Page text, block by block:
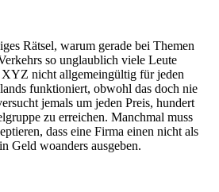
Rätsel, warum gerade bei Themen
so unglaublich viele Leute
nicht allgemeingültig für jeden
funktioniert, obwohl das doch nie
jemals um jeden Preis, hundert
zu erreichen. Manchmal muss
dass eine Firma einen nicht als
Geld woanders ausgeben.